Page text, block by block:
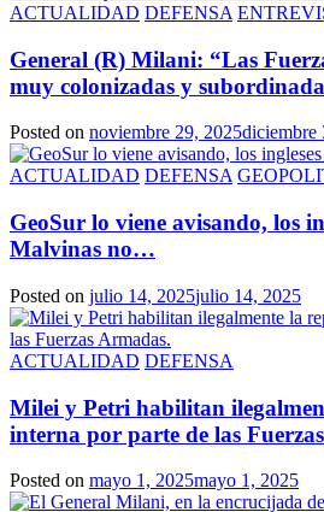
ACTUALIDAD DEFENSA
General (R) Milani: “Las
muy colonizadas y
Posted on noviembre 29, 2025diciembre
ACTUALIDAD DEFENSA
GeoSur lo viene avisando, los
Malvinas no…
Posted on julio 14, 2025julio 14, 2025
ACTUALIDAD DEFENSA
Milei y Petri habilitan
interna por parte de las
Posted on mayo 1, 2025mayo 1, 2025